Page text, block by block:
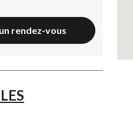
rendez-vous